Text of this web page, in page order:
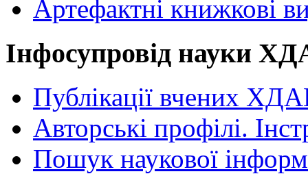
Артефактні книжкові
Інфосупровід науки
Публікації вчених
Авторські профілі.
Пошук наукової